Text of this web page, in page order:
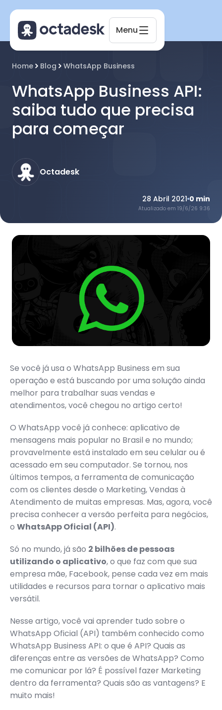
Menu
Home Blog WhatsApp Business
WhatsApp Business API:
saiba tudo que precisa
para começar
Octadesk
28 Abril 2021 0 min
Atualizado em 19/6/26 9:36
Se você já usa o WhatsApp Business em sua
operação e está buscando por uma solução ainda
melhor para trabalhar suas vendas e
atendimentos, você chegou no artigo certo!
O WhatsApp você já conhece: aplicativo de
mensagens mais popular no Brasil e no mundo;
provavelmente está instalado em seu celular ou é
acessado em seu computador. Se tornou, nos
últimos tempos, a ferramenta de comunicação
com os clientes desde o Marketing, Vendas à
Atendimento de muitas empresas. Mas, agora, você
precisa conhecer a versão perfeita para negócios,
o WhatsApp Oficial (API).
Só no mundo, já são 2 bilhões de pessoas
utilizando o aplicativo, o que faz com que sua
empresa mãe, Facebook, pense cada vez em mais
utilidades e recursos para tornar o aplicativo mais
versátil.
Nesse artigo, você vai aprender tudo sobre o
WhatsApp Oficial (API) também conhecido como
WhatsApp Business API: o que é API? Quais as
diferenças entre as versões de WhatsApp? Como
me comunicar por lá? É possível fazer Marketing
dentro da ferramenta? Quais são as vantagens? E
muito mais!
Octadesk
Online agora